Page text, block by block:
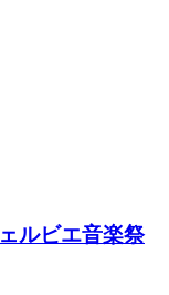
ルビエ音楽祭